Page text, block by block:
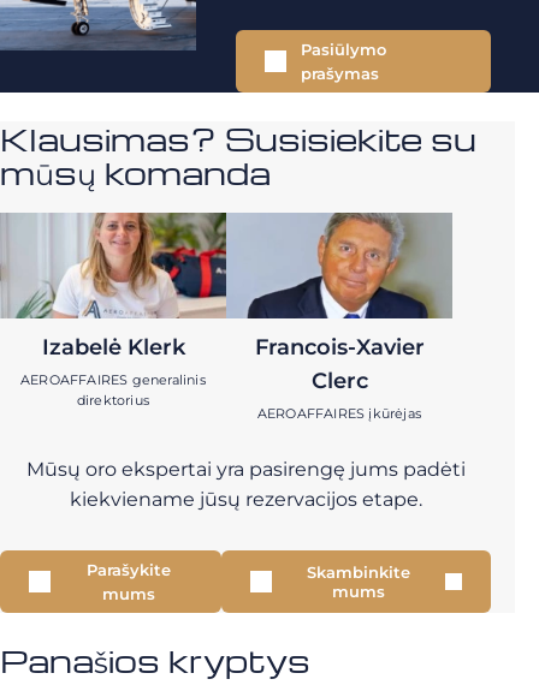
Pasiūlymo
prašymas
Klausimas? Susisiekite su
mūsų komanda
Izabelė Klerk
AEROAFFAIRES generalinis
direktorius
Francois-Xavier
Clerc
AEROAFFAIRES įkūrėjas
Mūsų oro ekspertai yra pasirengę jums padėti
kiekviename jūsų rezervacijos etape.
Parašykite
mums
Skambinkite
mums
Panašios kryptys